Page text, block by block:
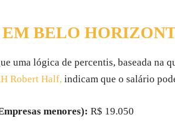
BELO
uma lógica de percentis, baseada na
Robert Half, indicam que o salário
menores): R$ 19.050